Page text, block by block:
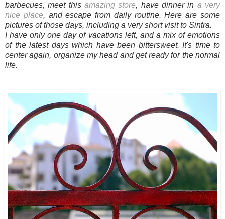
barbecues, meet this amazing store, have dinner in a very
nice place, and escape from daily routine. Here are some
pictures of those days, including a very short visit to Sintra.
I have only one day of vacations left, and a mix of emotions
of the latest days which have been bittersweet. It's time to
center again, organize my head and get ready for the normal
life.